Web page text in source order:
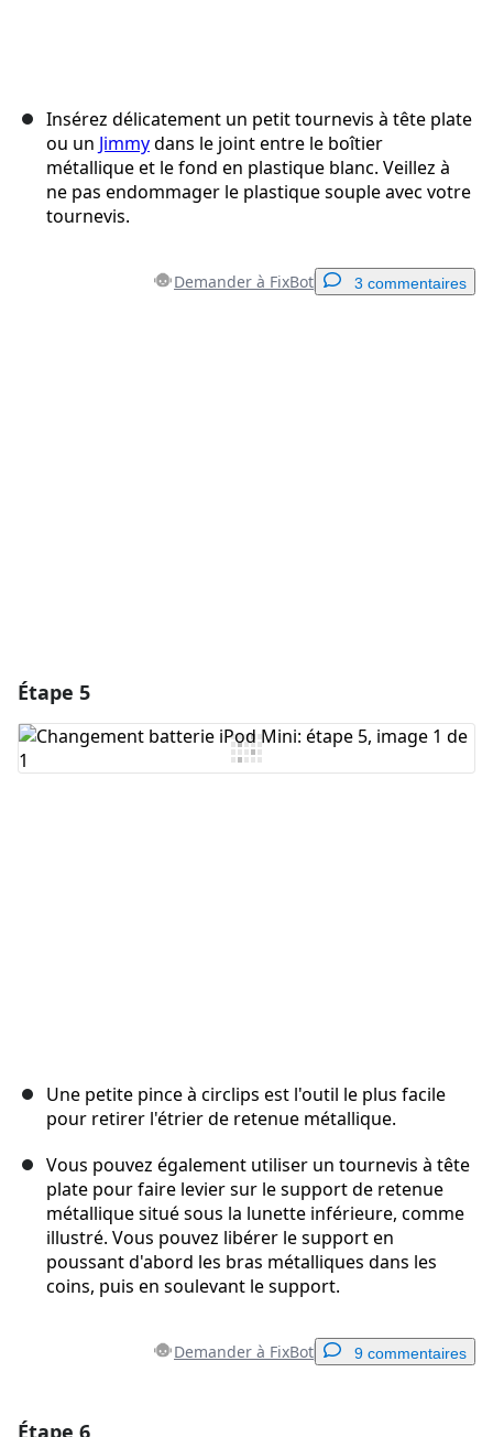
Insérez délicatement un petit tournevis à tête plate
ou un Jimmydans le joint entre le boîtier
métallique et le fond en plastique blanc. Veillez à
ne pas endommager le plastique souple avec votre
tournevis.
Demander à FixBot 3 commentaires
Étape 5
Une petite pince à circlips est l'outil le plus facile
pour retirer l'étrier de retenue métallique.
Vous pouvez également utiliser un tournevis à tête
plate pour faire levier sur le support de retenue
métallique situé sous la lunette inférieure, comme
illustré. Vous pouvez libérer le support en
poussant d'abord les bras métalliques dans les
coins, puis en soulevant le support.
Demander à FixBot 9 commentaires
Étape 6